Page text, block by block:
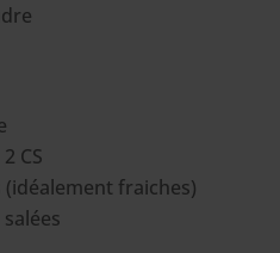
CS
fraiches)